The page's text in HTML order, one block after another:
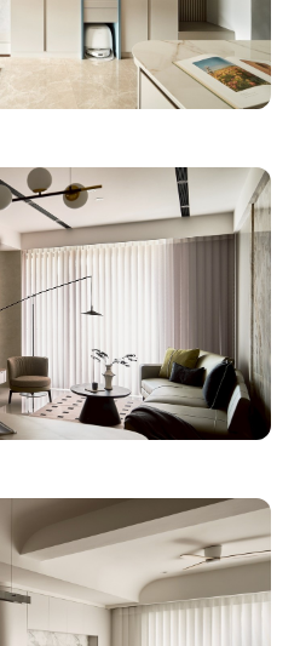
造型，充實收納功能，絲毫不
、通透敞朗的空間感，更盡可
感官的焦點核心；體感上則令
粹的本質，摒棄冗贅裝飾。
的是不符合需求的設計。」黃
盾的過程，力求實用與美觀之
受屋主的需求。」唯有與屋主
問題的本質後再藉由設計手法
。